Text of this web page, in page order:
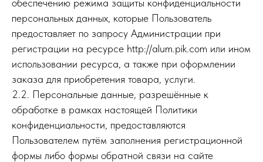
обеспечению режима защиты конфиденциальности
персональных данных, которые Пользователь
предоставляет по запросу Администрации при
регистрации на ресурсе http://alum.pik.com или ином
использовании ресурса, а также при оформлении
заказа для приобретения товара, услуги.
2.2. Персональные данные, разрешённые к
обработке в рамках настоящей Политики
конфиденциальности, предоставляются
Пользователем путём заполнения регистрационной
формы либо формы обратной связи на сайте